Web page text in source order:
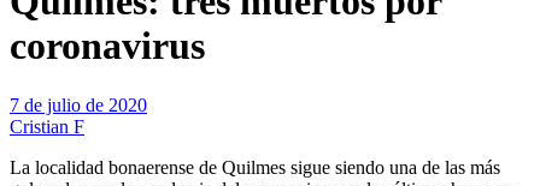
coronavirus
7 de julio de 2020
Cristian F
La localidad bonaerense de Quilmes sigue siendo una de las más